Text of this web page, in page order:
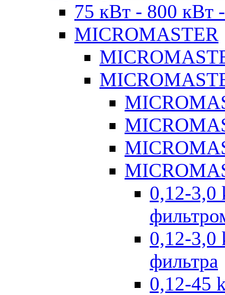
75 кВт - 800 кВт
MICROMASTER
0,12-3,0
0,12-3,0
фильтра
0,12-45